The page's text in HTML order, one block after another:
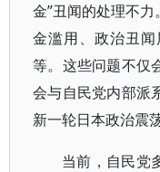
金”丑闻的处理不
金滥用、政治丑
等。这些问题不仅
会与自民党内部派
新一轮日本政治震荡
当前，自民党